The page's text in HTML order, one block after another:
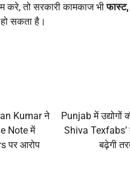
करे, तो सरकारी कामकाज भीफास्ट
सकता है।
Kumar ने
Note में
पर आरोप
Punjab में उद्योगों
Shiva
बढ़ेगी